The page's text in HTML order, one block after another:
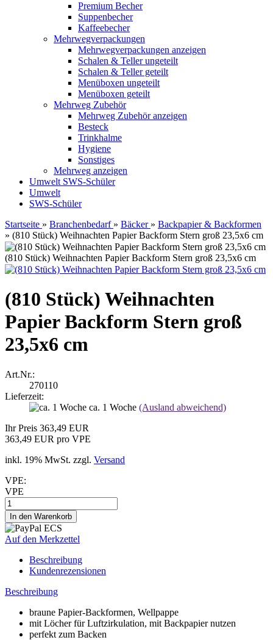
Premium Becher
Suppenbecher
Kaffeebecher
Mehrwegverpackungen
Mehrwegverpackungen anzeigen
Schalen & Teller ungeteilt
Schalen & Teller geteilt
Menüboxen ungeteilt
Menüboxen geteilt
Mehrweg Zubehör
Mehrweg Zubehör anzeigen
Besteck
Trinkhalme
Hygiene
Sonstiges
Mehrweg anzeigen
Umwelt SWS-Schüler
Umwelt
SWS-Schüler
Startseite » Branchenbedarf » Bäcker » Backpapier & Backformen
» (810 Stück) Weihnachten Papier Backform Stern groß 23,5x6 cm
(810 Stück) Weihnachten Papier Backform Stern groß 23,5x6 cm
(810 Stück) Weihnachten
Papier Backform Stern groß
23,5x6 cm
Art.Nr.:
270110
Lieferzeit:
ca. 1 Woche (Ausland abweichend)
Ihr Preis 363,49 EUR
363,49 EUR pro VPE
inkl. 19% MwSt. zzgl. Versand
VPE:
VPE
Auf den Merkzettel
Beschreibung
Kundenrezensionen
Beschreibung
braune Papier-Backformen, Wellpappe
mit Löcher für Luftzirkulation, mit Backpapier nutzen
perfekt zum Backen